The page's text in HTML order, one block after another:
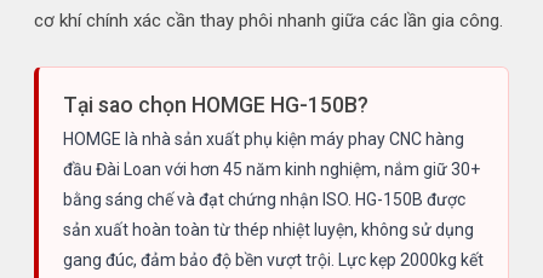
cơ khí chính xác cần thay phôi nhanh giữa các lần gia công.
Tại sao chọn HOMGE HG-150B?
HOMGE là nhà sản xuất phụ kiện máy phay CNC hàng
đầu Đài Loan với hơn 45 năm kinh nghiệm, nắm giữ 30+
bằng sáng chế và đạt chứng nhận ISO. HG-150B được
sản xuất hoàn toàn từ thép nhiệt luyện, không sử dụng
gang đúc, đảm bảo độ bền vượt trội. Lực kẹp 2000kg kết